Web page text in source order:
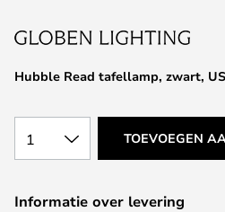
de
gallerij
Hubble Read tafellamp, zwart,
1 TOEVOEGEN
Informatie over levering